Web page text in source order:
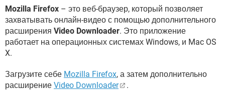
Mozilla Firefox – это веб-браузер, который позволяет
захватывать онлайн-видео с помощью дополнительного
расширения Video Downloader. Это приложение
работает на операционных системах Windows, и Mac OS
X.
Загрузите себе Mozilla Firefox, а затем дополнительно
расширение Video Downloader .